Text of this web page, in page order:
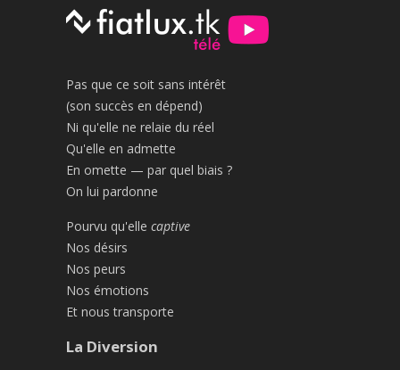
Pas que ce soit sans intérêt
(son succès en dépend)
Ni qu'elle ne relaie du réel
Qu'elle en admette
En omette — par quel biais ?
On lui pardonne
Pourvu qu'elle captive
Nos désirs
Nos peurs
Nos émotions
Et nous transporte
La Diversion